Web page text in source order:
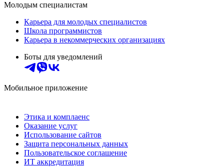
Молодым специалистам
Карьера для молодых специалистов
Школа программистов
Карьера в некоммерческих организациях
Боты для уведомлений
Мобильное приложение
Этика и комплаенс
Оказание услуг
Использование сайтов
Защита персональных данных
Пользовательское соглашение
ИТ аккредитация